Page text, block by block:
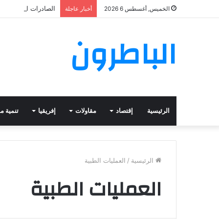
الخميس, أغسطس 6 2026 أخبار عاجلة الصادرات الغذائية
الباطرون
الرئيسية إقتصاد مقاولات إفريقيا تنمية
الرئيسية / العمليات الطبية
العمليات الطبية